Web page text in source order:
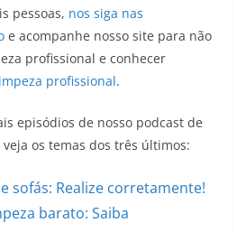
pessoas, nos siga nas
e acompanhe nosso site para não
profissional e conhecer
profissional.
episódios de nosso podcast de
os temas dos três últimos:
sofás: Realize corretamente!
barato: Saiba